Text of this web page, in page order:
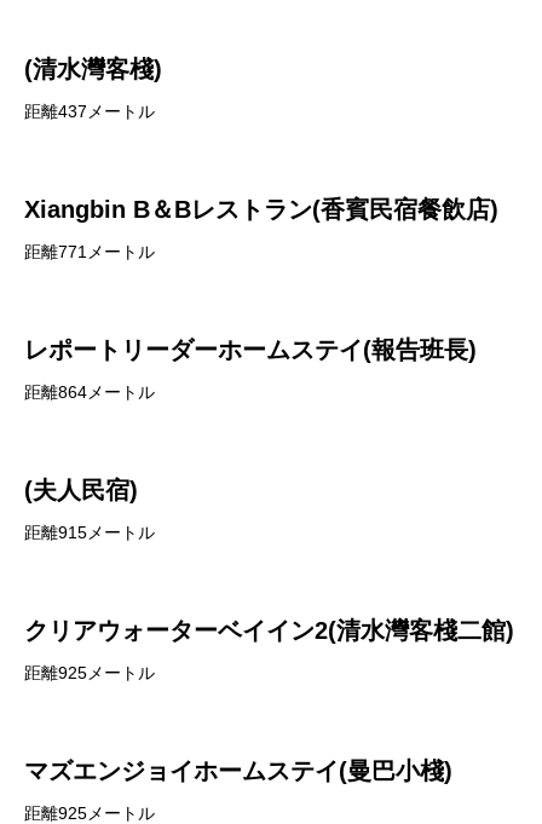
(清水灣客棧)
距離437メートル
Xiangbin B＆Bレストラン(香賓民宿餐飲店)
距離771メートル
レポートリーダーホームステイ(報告班長)
距離864メートル
(夫人民宿)
距離915メートル
クリアウォーターベイイン2(清水灣客棧二館)
距離925メートル
マズエンジョイホームステイ(曼巴小棧)
距離925メートル